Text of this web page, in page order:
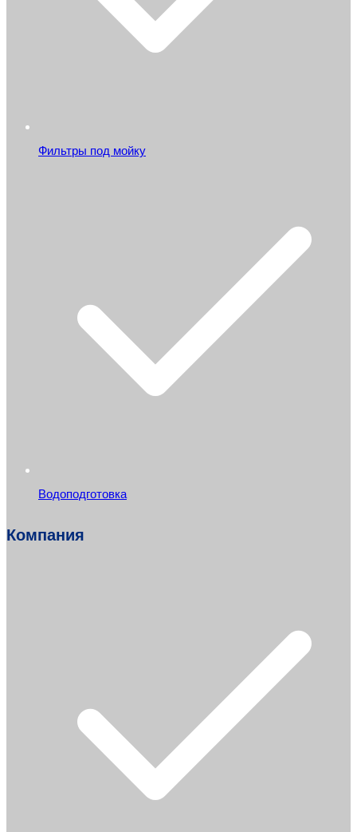
Фильтры под мойку
Водоподготовка
Компания